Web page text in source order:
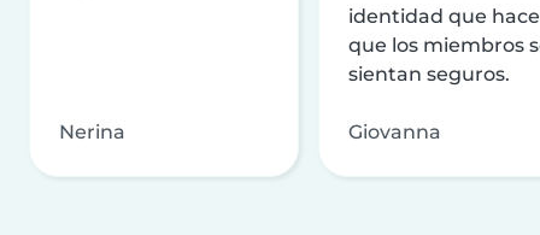
Nerina
identidad que
que los miembros
sientan seguros.
Giovanna